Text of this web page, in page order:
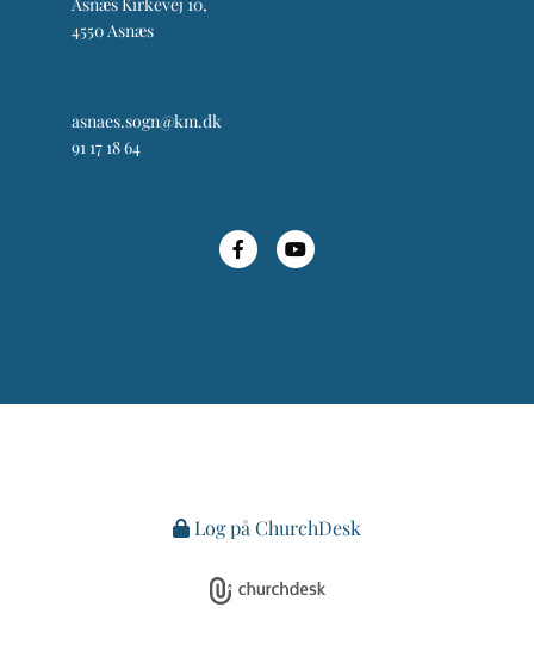
4550 Asnæs
asnaes.sogn@km.dk
91 17 18 64
Log på ChurchDesk